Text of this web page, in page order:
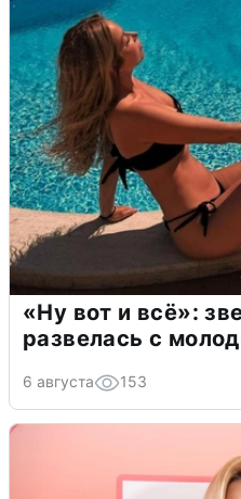
«Ну вот и всё»:
развелась с
6 августа 153